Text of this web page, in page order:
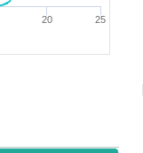
20 25